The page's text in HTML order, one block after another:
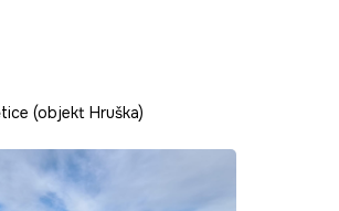
(objekt Hruška)